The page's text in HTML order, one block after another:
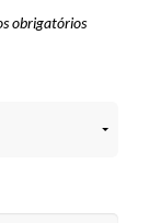
obrigatórios